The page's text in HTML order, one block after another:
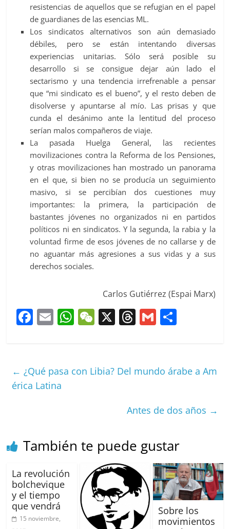
resistencias de aquellos que se refugian en el papel
de guardianes de las esencias ML.
Los sindicatos alternativos son aún demasiado
débiles, pero se están intentando diversas
experiencias unitarias. Sólo será posible su
desarrollo si se consigue dejar aún lado el
sectarismo y una tendencia irrefrenable a pensar
que “mi sindicato es el bueno”, y el resto deben de
disolverse y apuntarse al mío. Las prisas y que
cunda el desánimo ante la lentitud del proceso
serían malos compañeros de viaje.
La pasada Huelga General, las recientes
movilizaciones contra la Reforma de los Pensiones,
y otras movilizaciones han mostrado un panorama
en el que, si bien no se producía un seguimiento
masivo, si se percibían dos cuestiones muy
importantes: la primera, la participación de
bastantes jóvenes no organizados ni en partidos
políticos ni en sindicatos. Y la segunda, la rabia y la
voluntad firme de esos jóvenes de no callarse y de
no aguantar más agresiones a sus vidas y a sus
derechos sociales.
Carlos Gutiérrez (Espai Marx)
F
e
b
E
l
W
s
W
h
X T
a
G
l p
← ¿Qué pasa con Libia? Del mundo árabe a Am
érica Latina
Antes de dos años →
También te puede gustar
La revolución
bolchevique
y el tiempo
que vendrá
15 noviembre,
Sobre los
movimientos